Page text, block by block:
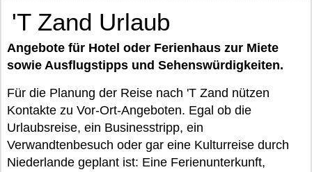
'T Zand Urlaub
Angebote für Hotel oder Ferienhaus zur Miete
sowie Ausflugstipps und Sehenswürdigkeiten.
Für die Planung der Reise nach 'T Zand nützen
Kontakte zu Vor-Ort-Angeboten. Egal ob die
Urlaubsreise, ein Businesstripp, ein
Verwandtenbesuch oder gar eine Kulturreise durch
Niederlande geplant ist: Eine Ferienunterkunft,